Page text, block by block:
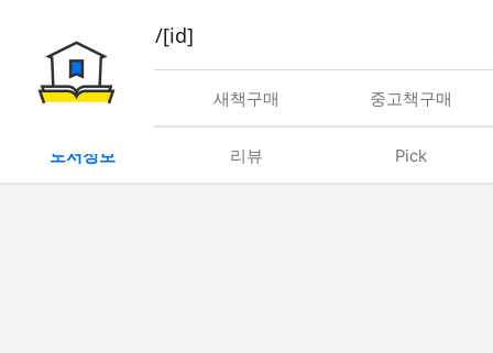
book/rent/[id]
대여 새책구매 중고책구매
도서정보 리뷰 Pick